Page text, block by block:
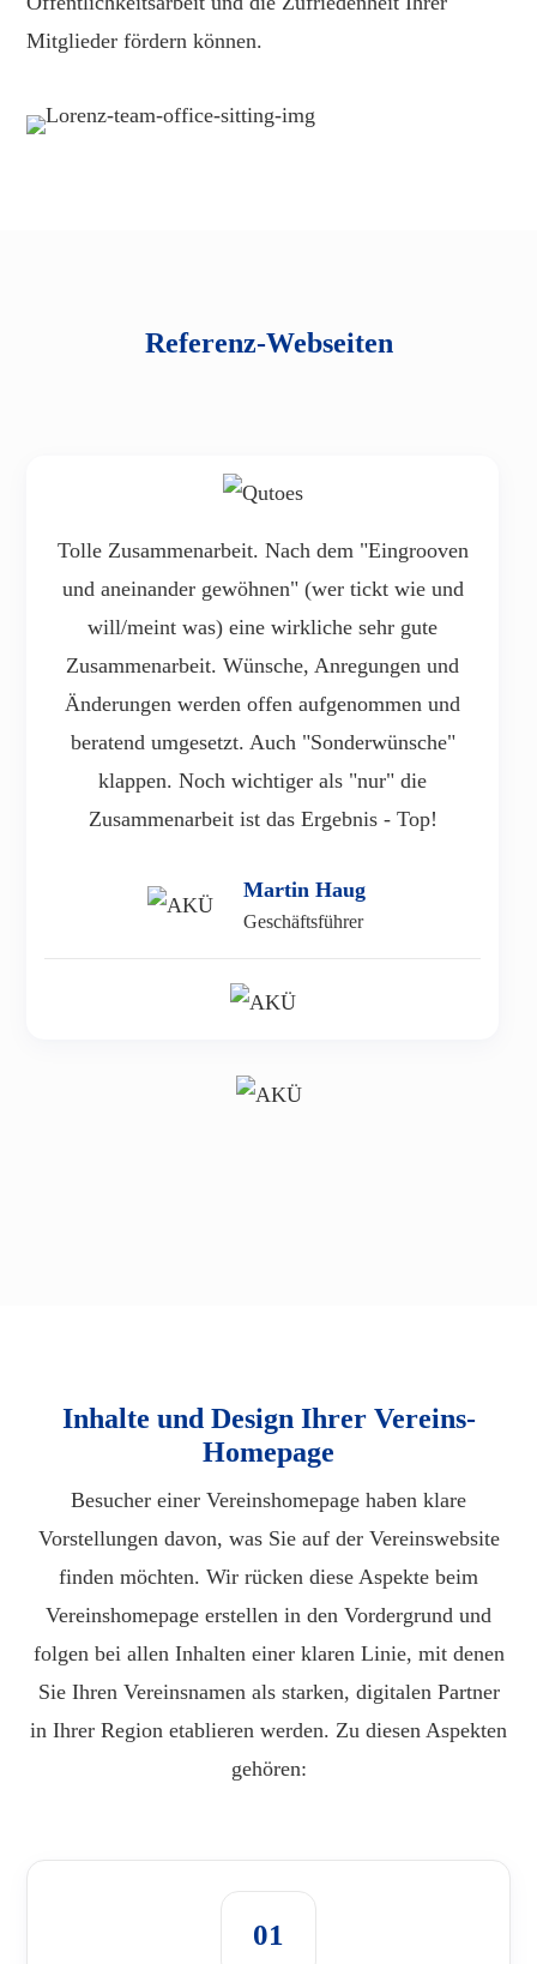
Mitglieder fördern können.
Referenz-Webseiten
Tolle Zusammenarbeit. Nach dem "Eingrooven
und aneinander gewöhnen" (wer tickt wie und
will/meint was) eine wirkliche sehr gute
Zusammenarbeit. Wünsche, Anregungen und
Änderungen werden offen aufgenommen und
beratend umgesetzt. Auch "Sonderwünsche"
klappen. Noch wichtiger als "nur" die
Zusammenarbeit ist das Ergebnis - Top!
Martin Haug
Geschäftsführer
Inhalte und Design Ihrer Vereins-
Homepage
Besucher einer Vereinshomepage haben klare
Vorstellungen davon, was Sie auf der Vereinswebsite
finden möchten. Wir rücken diese Aspekte beim
Vereinshomepage erstellen in den Vordergrund und
folgen bei allen Inhalten einer klaren Linie, mit denen
Sie Ihren Vereinsnamen als starken, digitalen Partner
in Ihrer Region etablieren werden. Zu diesen Aspekten
gehören:
01